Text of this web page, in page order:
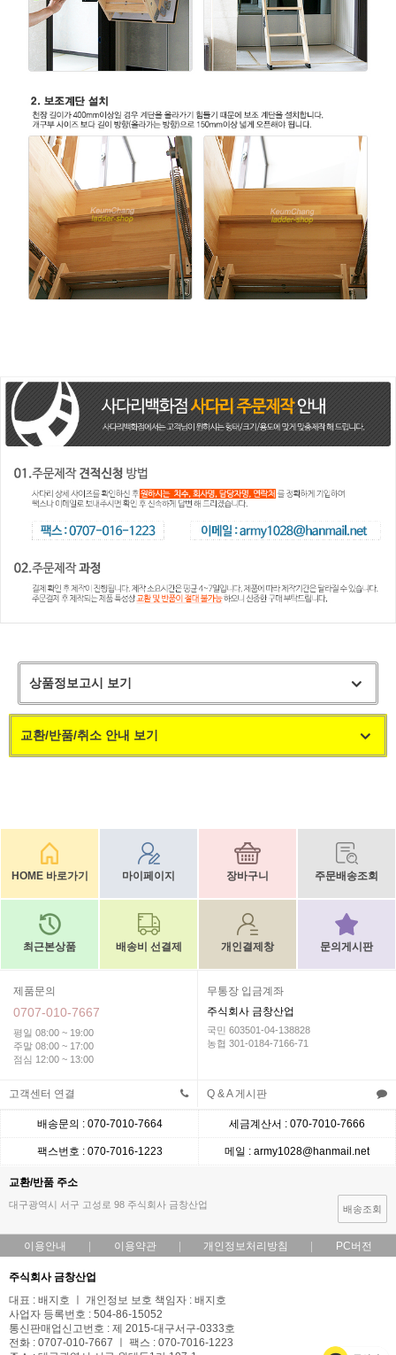
상품정보고시 보기
교환/반품/취소 안내 보기
HOME 바로가기 마이페이지 장바구니 주문배송조회
최근본상품 배송비 선결제 개인결제창 문의게시판
제품문의
0707-010-7667
평일 08:00 ~ 19:00
주말 08:00 ~ 17:00
점심 12:00 ~ 13:00
무통장 입금계좌
주식회사 금창산업
국민 603501-04-138828
농협 301-0184-7166-71
고객센터 연결 Q & A 게시판
배송문의 : 070-7010-7664 세금계산서 : 070-7010-7666
팩스번호 : 070-7016-1223 메일 : army1028@hanmail.net
교환/반품 주소
대구광역시 서구 고성로 98 주식회사 금창산업 배송조회
이용안내 이용약관 개인정보처리방침 PC버전
주식회사 금창산업
대표 : 배지호 ㅣ 개인정보 보호 책임자 : 배지호
사업자 등록번호 : 504-86-15052
통신판매업신고번호 : 제 2015-대구서구-0333호
전화 : 0707-010-7667 ㅣ 팩스 : 070-7016-1223